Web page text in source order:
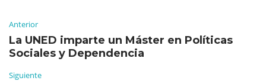
Anterior
La UNED imparte un Máster en Políticas
Sociales y Dependencia
Siguiente